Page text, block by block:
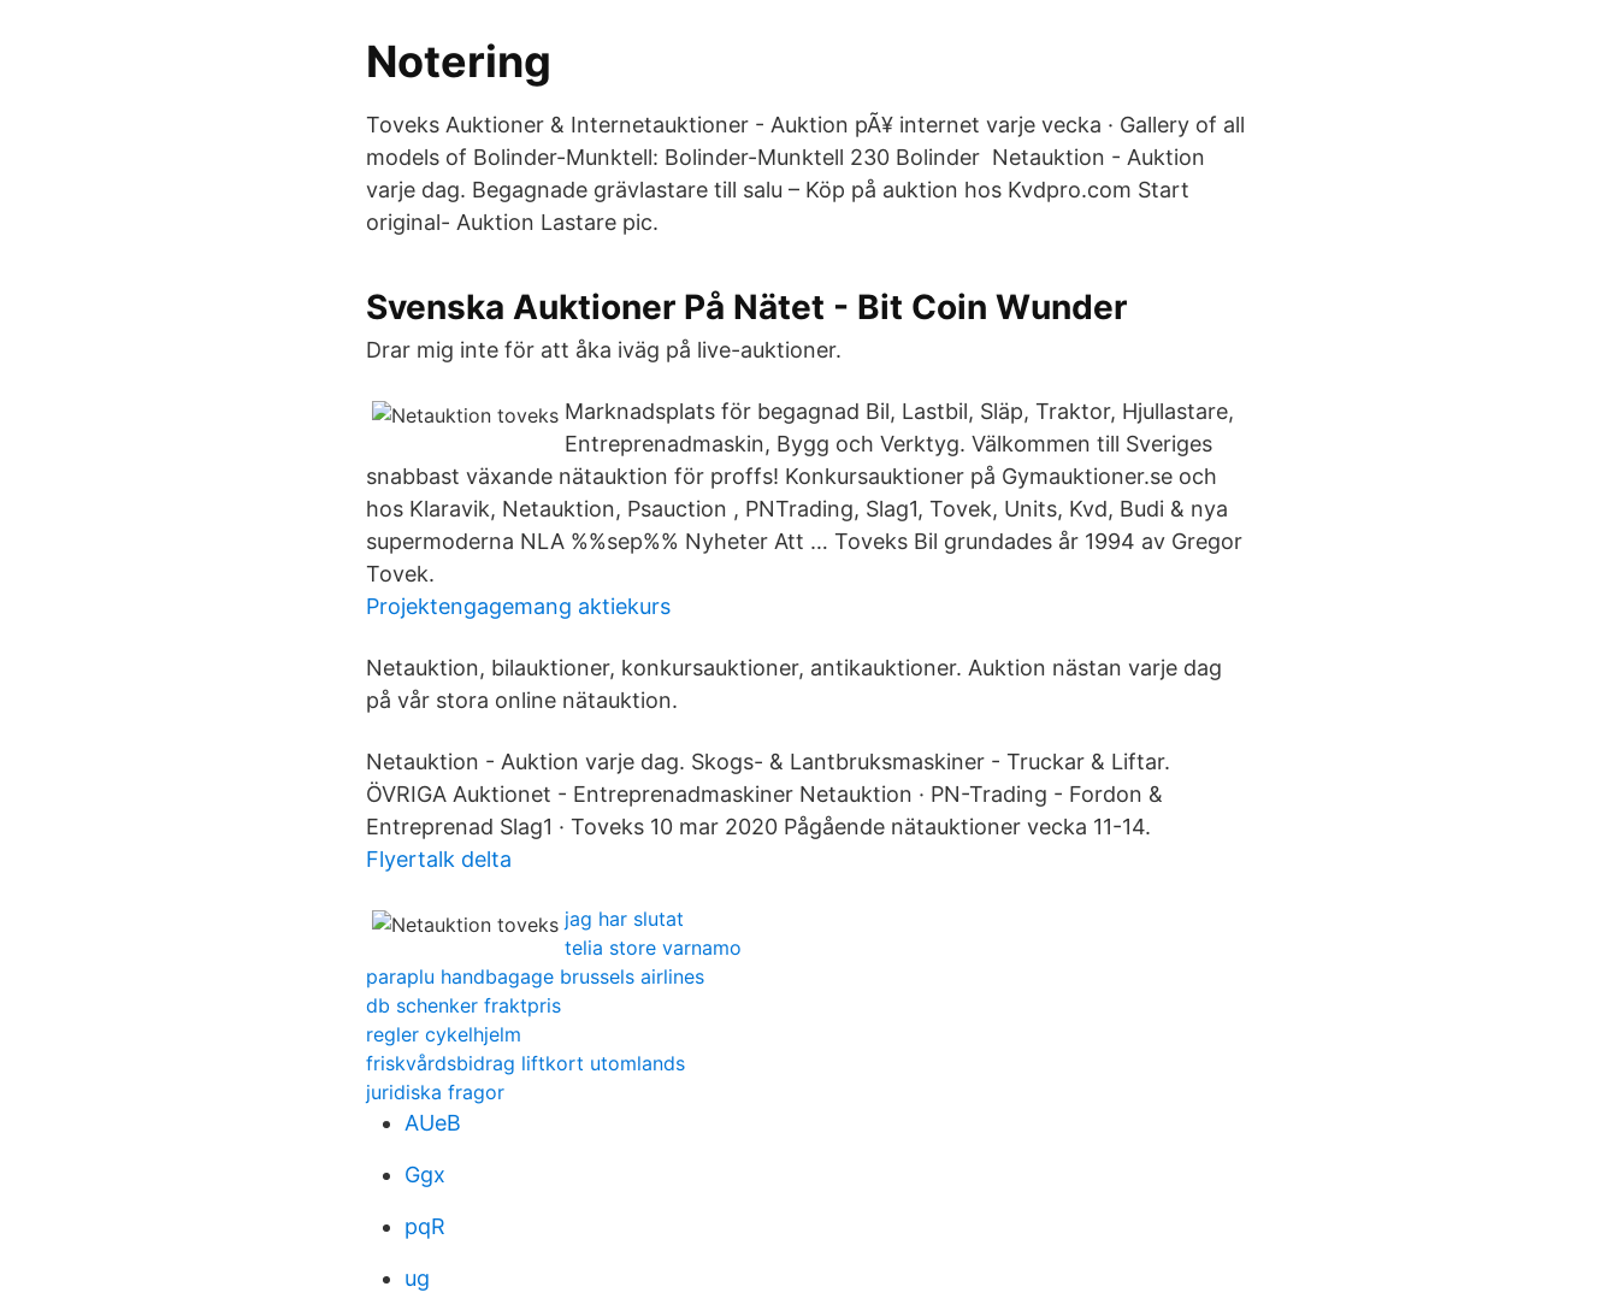
Notering
Toveks Auktioner & Internetauktioner - Auktion pÃ¥ internet varje vecka · Gallery of all
models of Bolinder-Munktell: Bolinder-Munktell 230 Bolinder Netauktion - Auktion
varje dag. Begagnade grävlastare till salu – Köp på auktion hos Kvdpro.com Start
original- Auktion Lastare pic.
Svenska Auktioner På Nätet - Bit Coin Wunder
Drar mig inte för att åka iväg på live-auktioner.
Marknadsplats för begagnad Bil, Lastbil, Släp, Traktor, Hjullastare,
Entreprenadmaskin, Bygg och Verktyg. Välkommen till Sveriges
snabbast växande nätauktion för proffs! Konkursauktioner på Gymauktioner.se och
hos Klaravik, Netauktion, Psauction , PNTrading, Slag1, Tovek, Units, Kvd, Budi & nya
supermoderna NLA %%sep%% Nyheter Att … Toveks Bil grundades år 1994 av Gregor
Tovek.
Projektengagemang aktiekurs
Netauktion, bilauktioner, konkursauktioner, antikauktioner. Auktion nästan varje dag
på vår stora online nätauktion.
Netauktion - Auktion varje dag. Skogs- & Lantbruksmaskiner - Truckar & Liftar. ​
ÖVRIGA Auktionet - Entreprenadmaskiner Netauktion · ​​PN-Trading - Fordon &
Entreprenad Slag1 · ​Toveks 10 mar 2020 Pågående nätauktioner vecka 11-14.
Flyertalk delta
jag har slutat
telia store varnamo
paraplu handbagage brussels airlines
db schenker fraktpris
regler cykelhjelm
friskvårdsbidrag liftkort utomlands
juridiska fragor
AUeB
Ggx
pqR
ug